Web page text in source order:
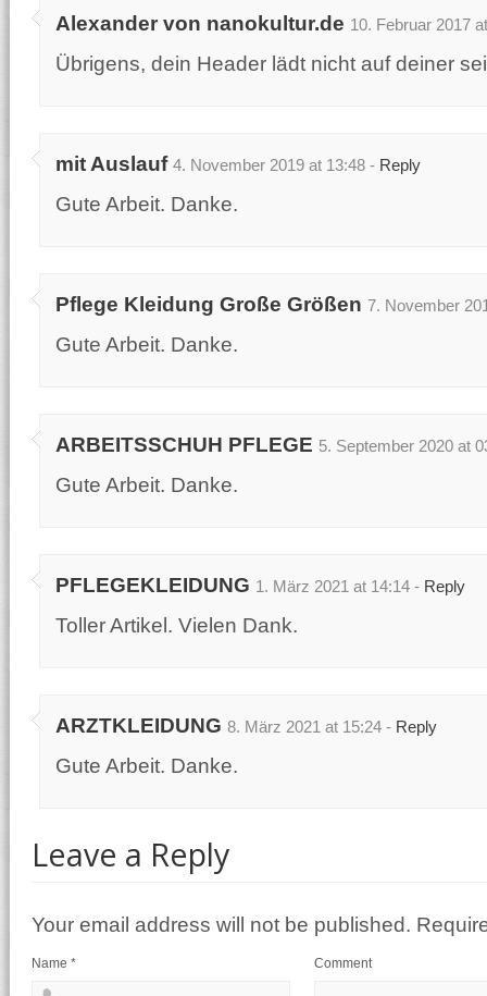
Alexander von nanokultur.de 10. Februar 2017
Übrigens, dein Header lädt nicht auf deiner
mit Auslauf 4. November 2019 at 13:48 - Reply
Gute Arbeit. Danke.
Pflege Kleidung Große Größen 7. November
Gute Arbeit. Danke.
ARBEITSSCHUH PFLEGE 5. September 2020 at
Gute Arbeit. Danke.
PFLEGEKLEIDUNG 1. März 2021 at 14:14 - Reply
Toller Artikel. Vielen Dank.
ARZTKLEIDUNG 8. März 2021 at 15:24 - Reply
Gute Arbeit. Danke.
Leave a Reply
Your email address will not be published.
Comment
Name *